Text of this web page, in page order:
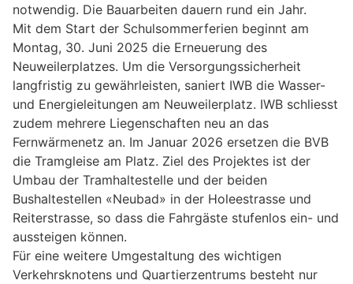
notwendig. Die Bauarbeiten dauern rund ein Jahr.
Mit dem Start der Schulsommerferien beginnt am
Montag, 30. Juni 2025 die Erneuerung des
Neuweilerplatzes. Um die Versorgungssicherheit
langfristig zu gewährleisten, saniert IWB die Wasser-
und Energieleitungen am Neuweilerplatz. IWB schliesst
zudem mehrere Liegenschaften neu an das
Fernwärmenetz an. Im Januar 2026 ersetzen die BVB
die Tramgleise am Platz. Ziel des Projektes ist der
Umbau der Tramhaltestelle und der beiden
Bushaltestellen «Neubad» in der Holeestrasse und
Reiterstrasse, so dass die Fahrgäste stufenlos ein- und
aussteigen können.
Für eine weitere Umgestaltung des wichtigen
Verkehrsknotens und Quartierzentrums besteht nur